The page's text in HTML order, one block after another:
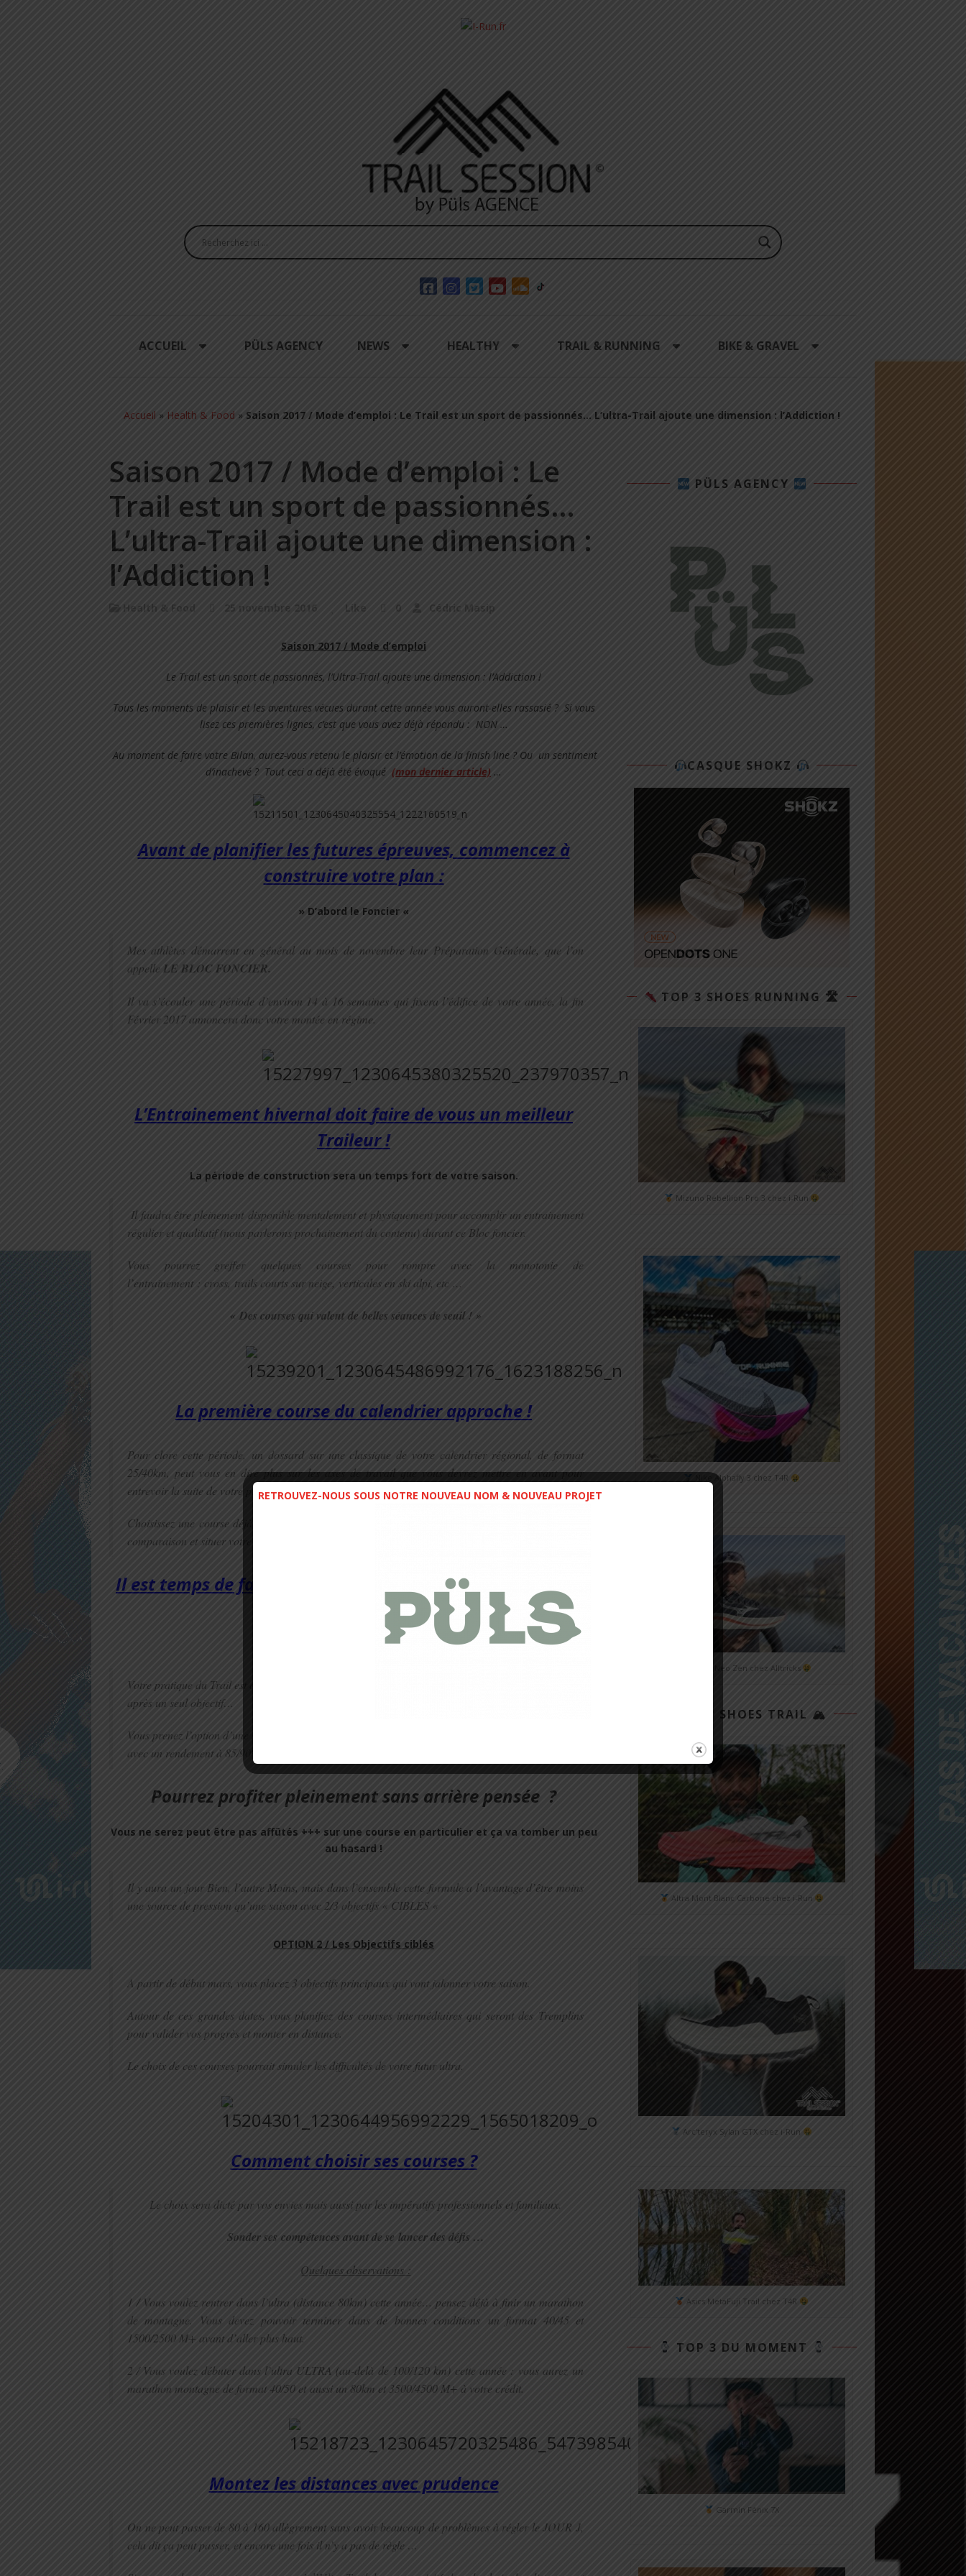
ACCUEIL PÜLS AGENCY NEWS HEALTHY TRAIL & RUNNING BIKE & GRAVEL
Accueil » Health & Food » Saison 2017 / Mode d’emploi : Le Trail est un sport de passionnés… L’ultra-Trail ajoute une dimension : l’Addiction !
Saison 2017 / Mode d’emploi : Le
Trail est un sport de passionnés…
L’ultra-Trail ajoute une dimension :
l’Addiction !
Health & Food 25 novembre 2016 Like 0 Cédric Masip
Saison 2017 / Mode d’emploi
Le Trail est un sport de passionnés, l’Ultra-Trail ajoute une dimension : l’Addiction !
Tous les moments de plaisir et les aventures vécues durant cette année vous auront-elles rassasié ? Si vous
lisez ces premières lignes, c’est que vous avez déjà répondu : NON …
Au moment de faire votre Bilan, aurez-vous retenu le plaisir et l’émotion de la finish line ? Ou un sentiment
d’inachevé ? Tout ceci a déjà été évoqué (mon dernier article) …
Avant de planifierles futures épreuves, commencez à
construire votre plan :
» D’abord le Foncier «
Mes athlètes démarrent en général au mois de novembre leur Préparation Générale, que l’on
appelle LE BLOC FONCIER.
Il va s’écouler une période d’environ 14 à 16 semaines qui fixera l’édifice de votre année, la fin
Février 2017 annoncera donc votre montée en régime.
L’Entrainement hivernal doit faire de vous un meilleur
Traileur !
La période de construction sera un temps fort de votre saison.
Il faudra être pleinement disponible mentalement et physiquement pour accomplir un entrainement
régulier et qualitatif (nous parlerons prochainement du contenu) durant ce Bloc foncier.
Vous pourrez greffer
quelques courses pour rompre avec la monotonie de
l’entrainement : cross, trails courts sur neige, verticales en ski alpi, etc …
« Des courses qui valentde belles séances de seuil ! »
La première course du calendrier approche !
Pour clore cette période, un dossard sur une classique de votre calendrier régional, de format
25/40km, peut vous en dire plus sur les axes de travail que vous devrez mettre en avant pour
entrevoir la suite de votre préparation.
Choisissez une course déjà effectuée avec un temps de référence pour vous
comparaison et situer votre niveau …
Il est temps de faire des choix, plusieurs options s’offrent à
Saison de forme
Votre pratique du Trail est orientée plaisir, et vous ne voulez pas sacrifier votre année
après un seul objectif…
Vous prenez l’option d’une saison printemps-été-automne qui surfe
avec un rendement à 85/90% du maximum de votre potentiel !
Pourrez profiter pleinement sans arrière pensée ?
Vous ne serez peut être pas affûtés +++ sur une course en particulier et ça va tomber un peu
au hasard !
Il y aura un jour Bien, l’autre Moins, mais dans l’ensemble cette formule a l’avantage d’être moins
une source de pression qu’une saison avec 2/3 objectifs « CIBLES «
OPTION 2 / Les Objectifs ciblés
A partir de début mars, vous placez 3 objectifs principaux qui vont jalonner votre saison.
Autour de ces grandes dates, vous planifiez des courses intermédiaires qui seront des Tremplins
pour valider vos progrès et monter en distance.
Le choix de ces courses pourrait simuler les difficultés de votre futur ultra.
Comment choisir ses courses ?
Le choix sera dicté par vos envies mais aussi par les impératifs professionnels et familiaux.
Sonder ses compétences avant de se lancer des défis …
Quelques observations :
1 / Vous voulez rentrer dans l’ultra (distance 80km) cette année… pensez déjà à finir un marathon
de montagne. Vous devez pouvoir terminer dans de bonnes conditions un format 40/45 et
1500/2500 M+ avant d’aller plus haut.
2 / Vous voulez débuter dans l’ultra ULTRA (au-delà de 100/120 km) cette année : vous aurez un
marathon montagne de format 40/50 et aussi un 80km et 3500/4500 M+ à votre crédit.
Montez les distances avec prudence
On ne peut passer de 80 à 160 allègrement sans avoir beaucoup de problèmes à régler le JOUR J,
cela dit ça peut passer, et encore une fois il n’y a pas de règle …
PÜLS AGENCY
CASQUE SHOKZ
TOP 3 SHOES RUNNING 🛣
Mizuno Rebellion Pro 3 chez i-Run
Nike Alphafly 3 chez T4R
Mizuno Neo Zen chez Alltricks
TOP 3 SHOES TRAIL 🏔
Altra Mont Blanc Carbone chez i-Run
Arc'teryx Sylan GTX chez i-Run
Asics MetaFuji Trail chez T4R
TOP 3 DU MOMENT
Garmin Fénix 7X
RETROUVEZ-NOUS SOUS NOTRE NOUVEAU NOM & NOUVEAU PROJET